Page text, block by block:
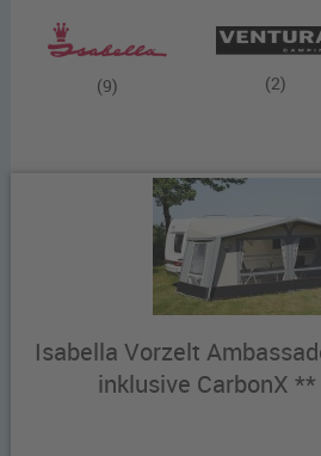
(9) (2)
Isabella Vorzelt
inklusive CarbonX